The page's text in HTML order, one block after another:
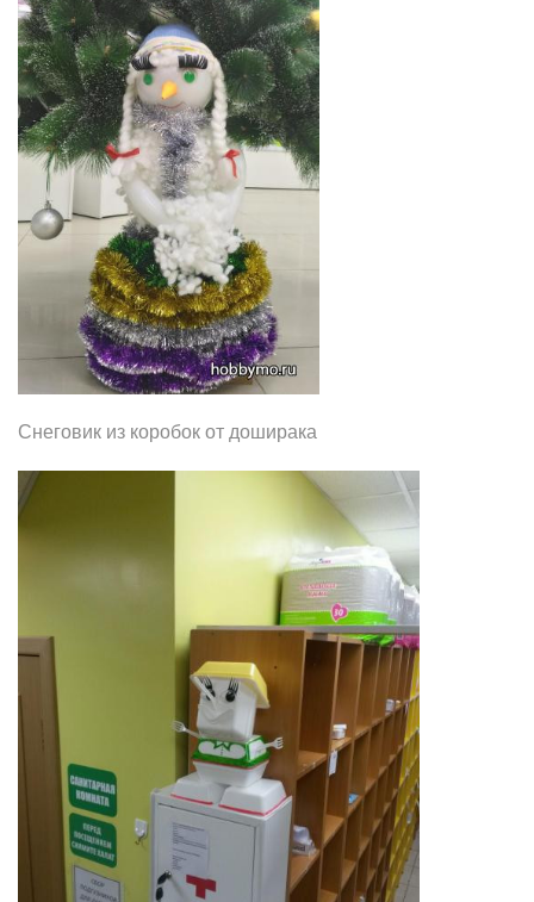
Снеговик из коробок от доширака